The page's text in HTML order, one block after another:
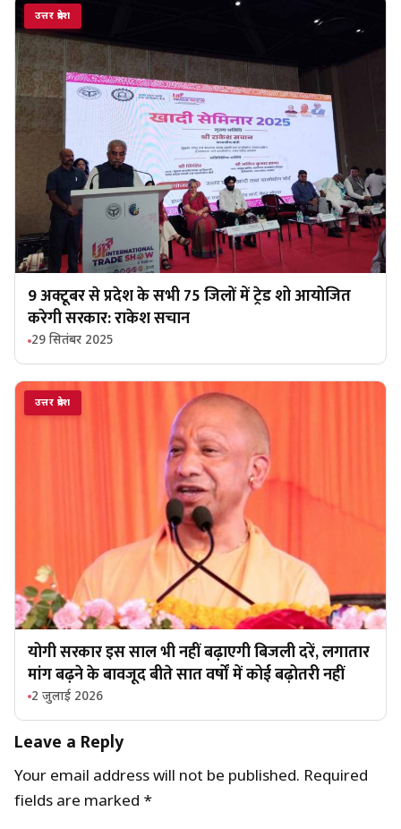
उत्तर प्रदेश
9 अक्टूबर से प्रदेश के सभी 75 जिलों में ट्रेड शो आयोजित
करेगी सरकार: राकेश सचान
29 सितंबर 2025
उत्तर प्रदेश
योगी सरकार इस साल भी नहीं बढ़ाएगी बिजली दरें, लगातार
मांग बढ़ने के बावजूद बीते सात वर्षों में कोई बढ़ोतरी नहीं
2 जुलाई 2026
Leave a Reply
Your email address will not be published. Required
fields are marked *